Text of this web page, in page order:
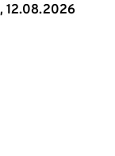
12.08.2026